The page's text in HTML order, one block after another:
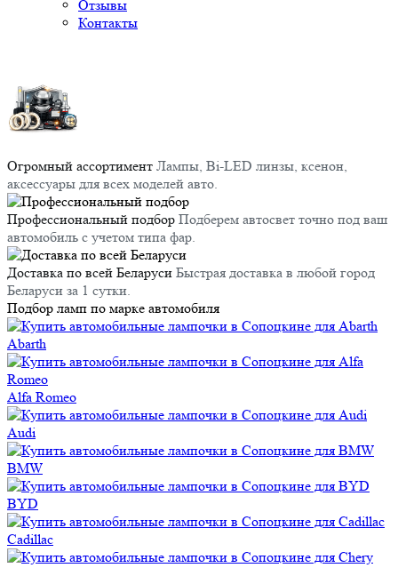
Отзывы
Контакты
Огромный ассортимент Лампы, Bi-LED линзы, ксенон,
аксессуары для всех моделей авто.
Профессиональный подбор Подберем автосвет точно под ваш
автомобиль с учетом типа фар.
Доставка по всей Беларуси Быстрая доставка в любой город
Беларуси за 1 сутки.
Подбор ламп по марке автомобиля
Abarth
Alfa Romeo
Audi
BMW
BYD
Cadillac